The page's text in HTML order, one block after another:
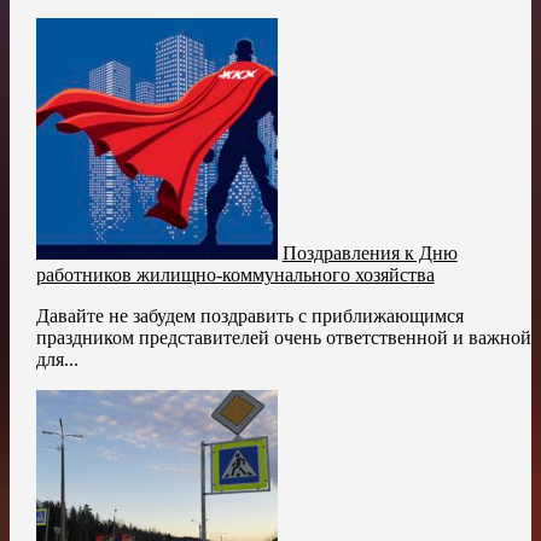
Поздравления к Дню
работников жилищно-коммунального хозяйства
Давайте не забудем поздравить с приближающимся
праздником представителей очень ответственной и важной
для...